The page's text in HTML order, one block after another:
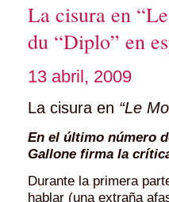
La cisura en
du “Diplo” en
13 abril, 2009
La cisura en “Le
En el último número
Gallone firma la
Durante la primera
hablar (una extraña